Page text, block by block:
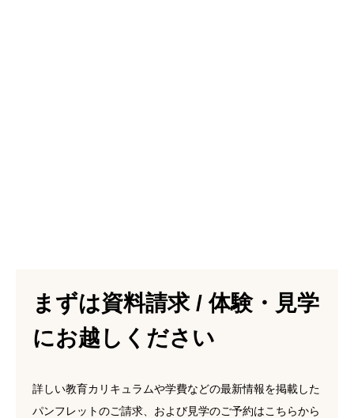
まずは資料請求 / 体験・見学
にお越しください
詳しい教育カリキュラムや学費などの最新情報を掲載した
パンフレットのご請求、および見学のご予約はこちらから